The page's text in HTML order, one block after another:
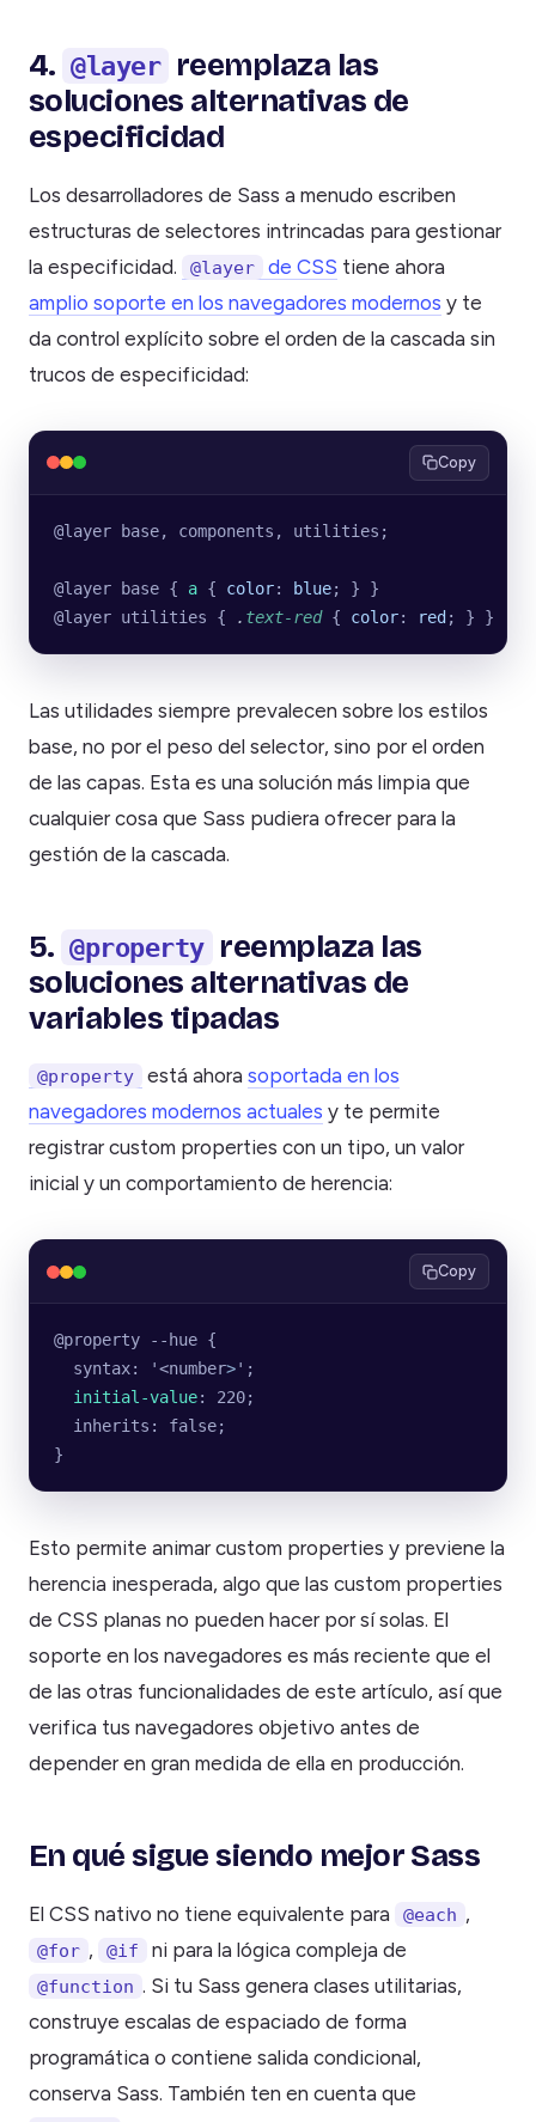
4. @layer reemplaza las
soluciones alternativas de
especificidad
Los desarrolladores de Sass a menudo escriben
estructuras de selectores intrincadas para gestionar
la especificidad.
@layer de CSS tiene ahora
amplio soporte en los navegadores modernos y te
da control explícito sobre el orden de la cascada sin
trucos de especificidad:
Copy
@layer base, components, utilities;
@layer base { a { color: blue; } }
@layer utilities {
. text-red { color: red ; } }
Las utilidades siempre prevalecen sobre los estilos
base, no por el peso del selector, sino por el orden
de las capas. Esta es una solución más limpia que
cualquier cosa que Sass pudiera ofrecer para la
gestión de la cascada.
5. @property reemplaza las
soluciones alternativas de
variables tipadas
@property está ahora soportada en los
navegadores modernos actuales y te permite
registrar custom properties con un tipo, un valor
inicial y un comportamiento de herencia:
Copy
@property --hue {
  syntax: '<number
>';
  initial-value
: 220;
  inherits: false;
}
Esto permite animar custom properties y previene la
herencia inesperada, algo que las custom properties
de CSS planas no pueden hacer por sí solas. El
soporte en los navegadores es más reciente que el
de las otras funcionalidades de este artículo, así que
verifica tus navegadores objetivo antes de
depender en gran medida de ella en producción.
En qué sigue siendo mejor Sass
El CSS nativo no tiene equivalente para @each ,
@for , @if ni para la lógica compleja de
@function . Si tu Sass genera clases utilitarias,
construye escalas de espaciado de forma
programática o contiene salida condicional,
conserva Sass. También ten en cuenta que